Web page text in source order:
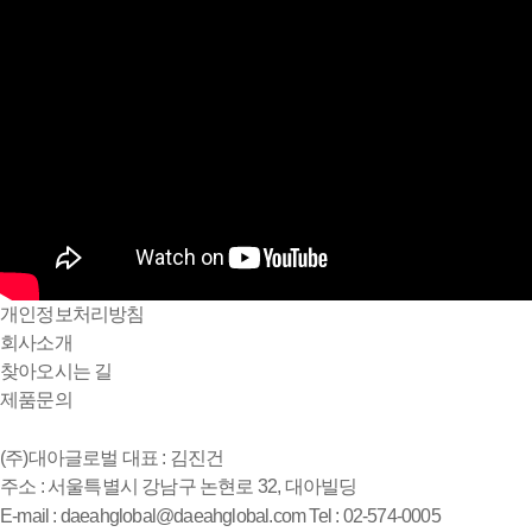
개인정보처리방침
회사소개
찾아오시는 길
제품문의
(주)대아글로벌 대표 : 김진건
주소 : 서울특별시 강남구 논현로 32, 대아빌딩
E-mail : daeahglobal@daeahglobal.comTel : 02-574-0005